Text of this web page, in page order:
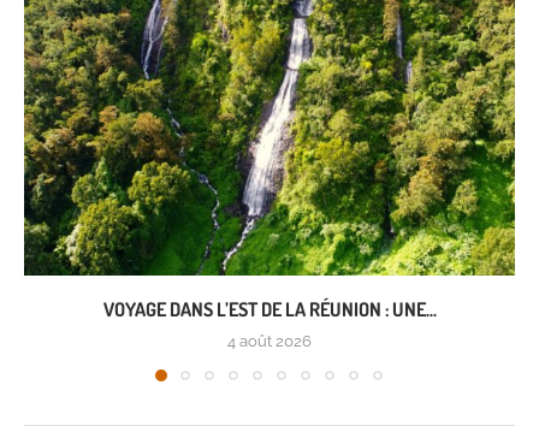
VOYAGE DANS L’EST DE LA RÉUNION : UNE...
4 août 2026